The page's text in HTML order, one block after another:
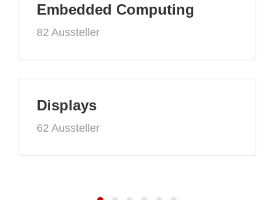
Embedded Computing
82 Aussteller
Displays
62 Aussteller